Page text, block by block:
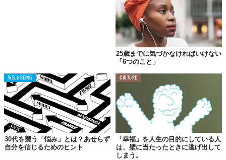
まるで特別な人生を生きるドラマの主人公のようです。つまり、
祖父母の話していた堅実なキャリア形成は役に立たず、好きなよ
うに生きることで華やかな人生を送ることができるのです。
当然ながら、その教えは現代の若者のキャリアに大きな影響を及
ぼしました。
もっとうまくいくはずなのに…
25歳までに気づかなければいけない
「6つのこと」
WELL-BEING
30代を襲う「悩み」とは？あせらず
自分を信じるためのヒント
CULTURE
「幸福」を人生の目的にしている人
は、壁に当たったときに逃げ出して
しまう。